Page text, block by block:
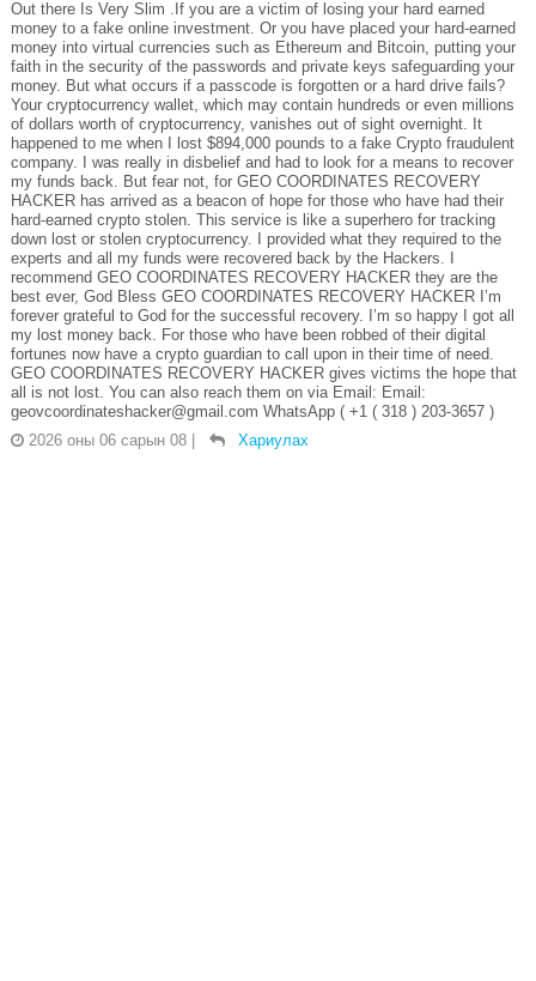
Out there Is Very Slim .If you are a victim of losing your hard earned
money to a fake online investment. Or you have placed your hard-earned
money into virtual currencies such as Ethereum and Bitcoin, putting your
faith in the security of the passwords and private keys safeguarding your
money. But what occurs if a passcode is forgotten or a hard drive fails?
Your cryptocurrency wallet, which may contain hundreds or even millions
of dollars worth of cryptocurrency, vanishes out of sight overnight. It
happened to me when I lost $894,000 pounds to a fake Crypto fraudulent
company. I was really in disbelief and had to look for a means to recover
my funds back. But fear not, for GEO COORDINATES RECOVERY
HACKER has arrived as a beacon of hope for those who have had their
hard-earned crypto stolen. This service is like a superhero for tracking
down lost or stolen cryptocurrency. I provided what they required to the
experts and all my funds were recovered back by the Hackers. I
recommend GEO COORDINATES RECOVERY HACKER they are the
best ever, God Bless GEO COORDINATES RECOVERY HACKER I’m
forever grateful to God for the successful recovery. I’m so happy I got all
my lost money back. For those who have been robbed of their digital
fortunes now have a crypto guardian to call upon in their time of need.
GEO COORDINATES RECOVERY HACKER gives victims the hope that
all is not lost. You can also reach them on via Email: Email:
geovcoordinateshacker@gmail.com WhatsApp ( +1 ( 318 ) 203-3657 )
2026 оны 06 сарын 08
Хариулах